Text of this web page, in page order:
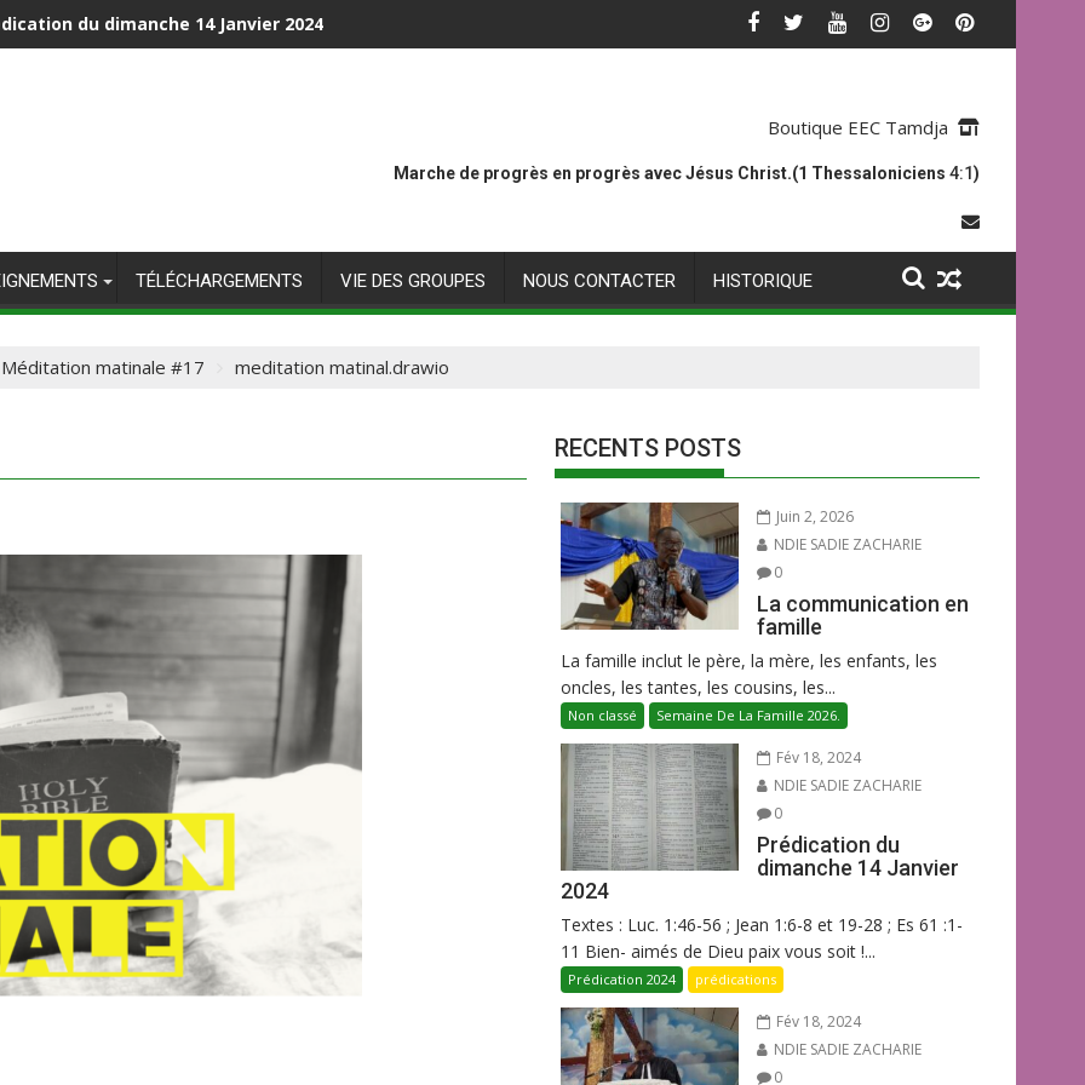
du dimanche 14 Janvier 2024
Boutique EEC Tamdja
Marche de progrès en progrès avec Jésus Christ.(1 Thessaloniciens 4:1)
TÉLÉCHARGEMENTS VIE DES GROUPES NOUS CONTACTER HISTORIQUE
Méditation matinale #17 meditation matinal.drawio
RECENTS POSTS
Juin 2, 2026
NDIE SADIE ZACHARIE
0
La communication en
famille
La famille inclut le père, la mère, les enfants, les
oncles, les tantes, les cousins, les...
Non classé Semaine De La Famille 2026.
Fév 18, 2024
NDIE SADIE ZACHARIE
0
Prédication du
dimanche 14 Janvier
2024
Textes : Luc. 1:46-56 ; Jean 1:6-8 et 19-28 ; Es 61 :1-
11 Bien- aimés de Dieu paix vous soit !...
Prédication 2024 prédications
Fév 18, 2024
NDIE SADIE ZACHARIE
0